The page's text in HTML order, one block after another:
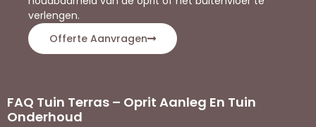
verlengen.
Offerte Aanvragen
FAQ Tuin Terras – Oprit Aanleg En Tuin
Onderhoud